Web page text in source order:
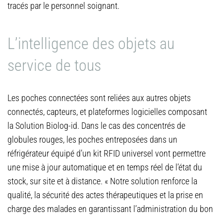
tracés par le personnel soignant.
L’intelligence des objets au
service de tous
Les poches connectées sont reliées aux autres objets
connectés, capteurs, et plateformes logicielles composant
la Solution Biolog-id. Dans le cas des concentrés de
globules rouges, les poches entreposées dans un
réfrigérateur équipé d’un kit RFID universel vont permettre
une mise à jour automatique et en temps réel de l’état du
stock, sur site et à distance. « Notre solution renforce la
qualité, la sécurité des actes thérapeutiques et la prise en
charge des malades en garantissant l’administration du bon